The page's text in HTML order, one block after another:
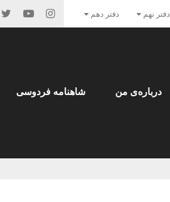
دفتر نهم دفتر دهم
درباره‌ی من شاهنامه فردوسی